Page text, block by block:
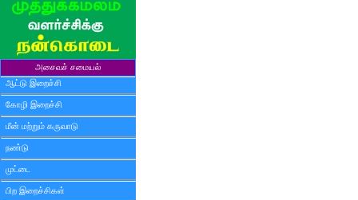
அசைவச் சமையல்
ஆட்டு இறைச்சி
கோழி இறைச்சி
மீன் மற்றும் கருவாடு
நண்டு
முட்டை
பிற இறைச்சிகள்